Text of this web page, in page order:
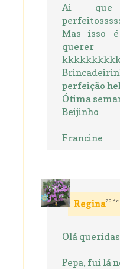
Ai que
Mas isso
querer
perfeição
Ótima
Beijinho
Francine
Regina20 de
Olá queridas
Pepa, fui lá